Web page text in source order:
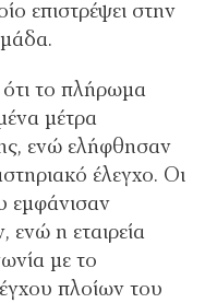
επιστρέψει στην
το πλήρωμα
μέτρα
ενώ ελήφθησαν
έλεγχο. Οι
εμφάνισαν
η εταιρεία
με το
πλοίων του